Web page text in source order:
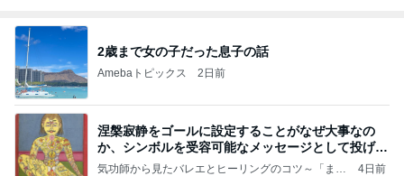
2歳まで女の子だった息子の話
Amebaトピックス 2日前
涅槃寂静をゴールに設定することがなぜ大事なの
か、シンボルを受容可能なメッセージとして投げる
ことが
気功師から見たバレエとヒーリングのコツ～「まと
4日前